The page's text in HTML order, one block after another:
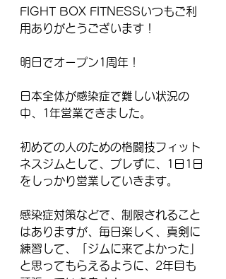
FIGHT BOX FITNESSいつもご利
用ありがとうございます！
明日でオープン1周年！
日本全体が感染症で難しい状況の
中、1年営業できました。
初めての人のための格闘技フィット
ネスジムとして、ブレずに、1日1日
をしっかり営業していきます。
感染症対策などで、制限されること
はありますが、毎日楽しく、真剣に
練習して、「ジムに来てよかった」
と思ってもらえるように、2年目も